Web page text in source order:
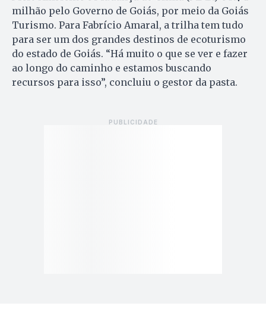
milhão pelo Governo de Goiás, por meio da Goiás
Turismo. Para Fabrício Amaral, a trilha tem tudo
para ser um dos grandes destinos de ecoturismo
do estado de Goiás. “Há muito o que se ver e fazer
ao longo do caminho e estamos buscando
recursos para isso”, concluiu o gestor da pasta.